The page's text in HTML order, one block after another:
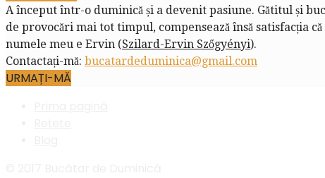
A început într-o duminică și a devenit pasiune. Gătitul și
de provocări mai tot timpul, compensează însă satisfacția
numele meu e Ervin (Szilard-Ervin Szőgyényi).
Contactați-mă: bucatardeduminica@gmail.com
URMAȚI-MĂ